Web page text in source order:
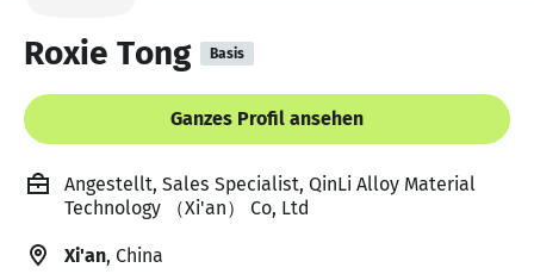
Roxie Tong Basis
Ganzes Profil ansehen
Angestellt, Sales Specialist, QinLi Alloy Material
Technology （Xi'an） Co, Ltd
Xi'an, China